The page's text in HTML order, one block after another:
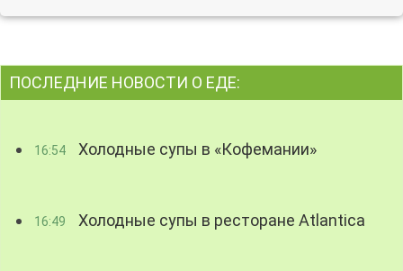
ПОСЛЕДНИЕ НОВОСТИ О ЕДЕ:
16:54 Холодные супы в «Кофемании»
16:49 Холодные супы в ресторане Atlantica